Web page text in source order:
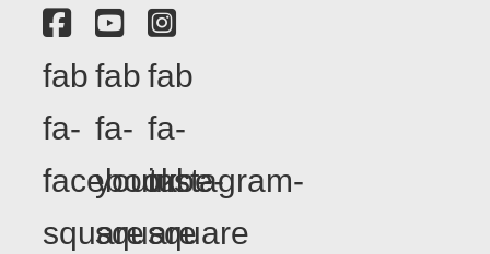
fab
fa-
facebook-
square
fab
fa-
youtube-
square
fab
fa-
instagram-
square